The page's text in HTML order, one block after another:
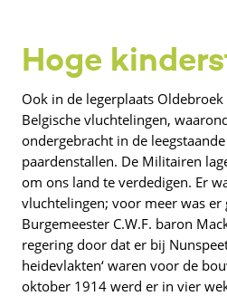
Hoge
Ook in de legerplaats Oldebroek
Belgische vluchtelingen,
ondergebracht in de
paardenstallen. De Militairen
om ons land te verdedigen. Er
vluchtelingen; voor meer was er
Burgemeester C.W.F. baron
regering door dat er bij
heidevlakten‘ waren voor de
oktober 1914 werd er in vier